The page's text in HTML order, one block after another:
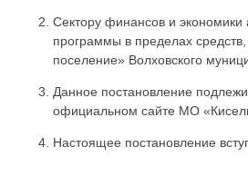
Сектору финансов и
программы в пределах
поселение» Волховского
Данное постановление
официальном сайте МО
Настоящее постановление